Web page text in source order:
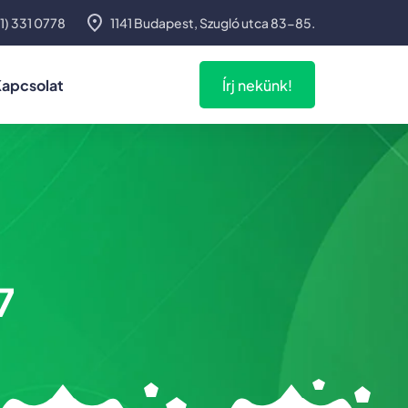
331 0778 1141 Budapest, Szugló utca 83-85.
Írj nekünk!